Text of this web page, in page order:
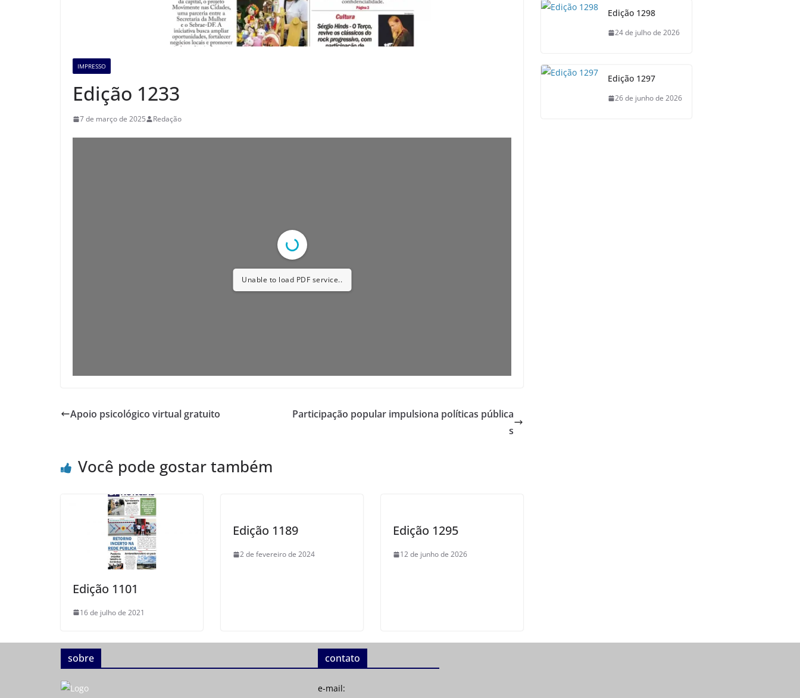
IMPRESSO
Edição 1233
7 de março de 2025 Redação
Unable to load PDF service..
Apoio psicológico virtual gratuito
Participação popular impulsiona políticas pública
s
Você pode gostar também
Edição 1101
16 de julho de 2021
Edição 1189
2 de fevereiro de 2024
Edição 1295
12 de junho de 2026
Edição 1298
24 de julho de 2026
Edição 1297
26 de junho de 2026
sobre contato
e-mail: